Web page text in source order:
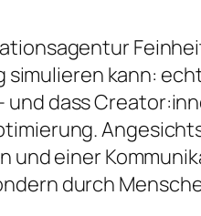
kann:
dass
und einer
durch